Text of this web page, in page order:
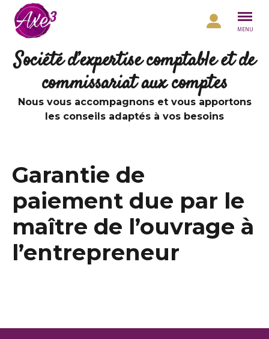
Aller au contenu
MENU
Société d’expertise comptable et de
commissariat aux comptes
Nous vous accompagnons et vous apportons
les conseils adaptés à vos besoins
Garantie de
paiement due par le
maître de l’ouvrage à
l’entrepreneur